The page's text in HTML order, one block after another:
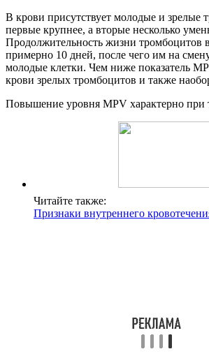
В крови присутствует молодые и зрелые
первые крупнее, а вторые несколько
Продолжительность жизни тромбоцитов
примерно 10 дней, после чего им на
молодые клетки. Чем ниже показатель
крови зрелых тромбоцитов и также
Повышение уровня MPV характерно при
Читайте также:
Признаки внутреннего